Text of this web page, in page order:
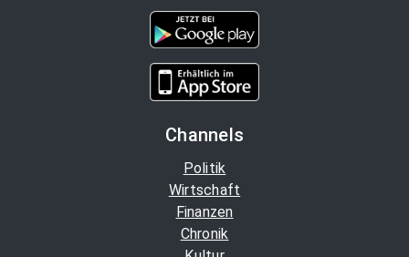
Channels
Politik
Wirtschaft
Finanzen
Chronik